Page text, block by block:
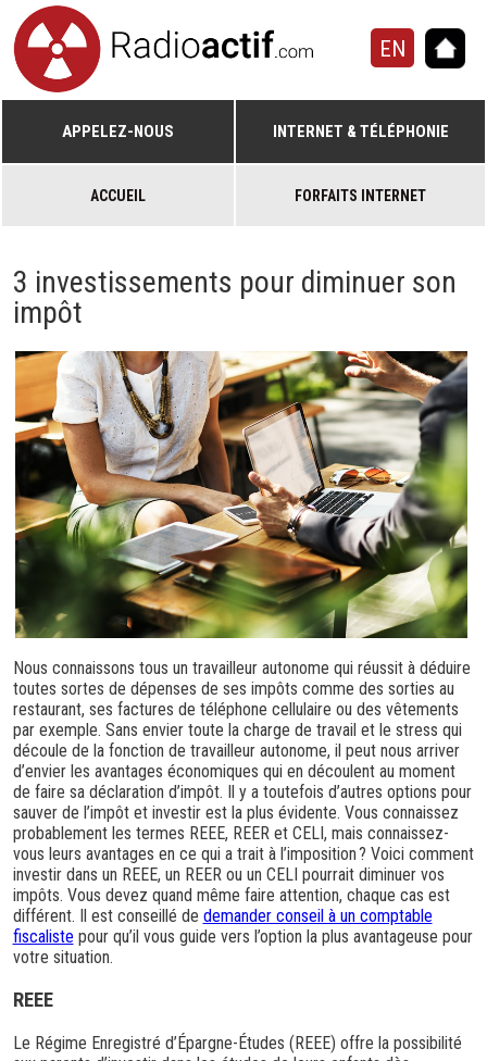
EN
APPELEZ-NOUS INTERNET & TÉLÉPHONIE
ACCUEIL FORFAITS INTERNET
3 investissements pour diminuer son
impôt
Nous connaissons tous un travailleur autonome qui réussit à déduire
toutes sortes de dépenses de ses impôts comme des sorties au
restaurant, ses factures de téléphone cellulaire ou des vêtements
par exemple. Sans envier toute la charge de travail et le stress qui
découle de la fonction de travailleur autonome, il peut nous arriver
d’envier les avantages économiques qui en découlent au moment
de faire sa déclaration d’impôt. Il y a toutefois d’autres options pour
sauver de l’impôt et investir est la plus évidente. Vous connaissez
probablement les termes REEE, REER et CELI, mais connaissez-
vous leurs avantages en ce qui a trait à l’imposition ? Voici comment
investir dans un REEE, un REER ou un CELI pourrait diminuer vos
impôts. Vous devez quand même faire attention, chaque cas est
différent. Il est conseillé de demander conseil à un comptable
fiscaliste pour qu’il vous guide vers l’option la plus avantageuse pour
votre situation.
REEE
Le Régime Enregistré d’Épargne-Études (REEE) offre la possibilité